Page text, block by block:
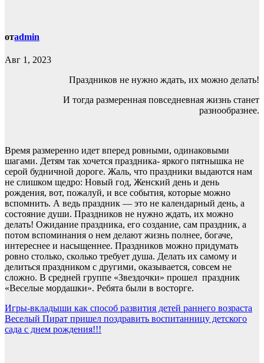
отadmin
Авг 1, 2023
Праздников не нужно ждать, их можно делать!
И тогда размеренная повседневная жизнь станет
разнообразнее.
Время размеренно идет вперед ровными, одинаковыми
шагами. Детям так хочется праздника- яркого пятнышка не
серой будничной дороге. Жаль, что праздники выдаются нам
не слишком щедро: Новый год, Женский день и день
рождения, вот, пожалуй, и все события, которые можно
вспомнить. А ведь праздник — это не календарный день, а
состояние души. Праздников не нужно ждать, их можно
делать! Ожидание праздника, его создание, сам праздник, а
потом вспоминания о нем делают жизнь полнее, богаче,
интереснее и насыщеннее. Праздников можно придумать
ровно столько, сколько требует душа. Делать их самому и
делиться праздником с другими, оказывается, совсем не
сложно. В средней группе «Звездочки» прошел праздник
«Веселые мордашки». Ребята были в восторге.
Навигация
по
Игры-вкладыши как способ развития детей раннего возраста
Веселый Пират пришел поздравить воспитанницу детского
сада с днем рождения!!!